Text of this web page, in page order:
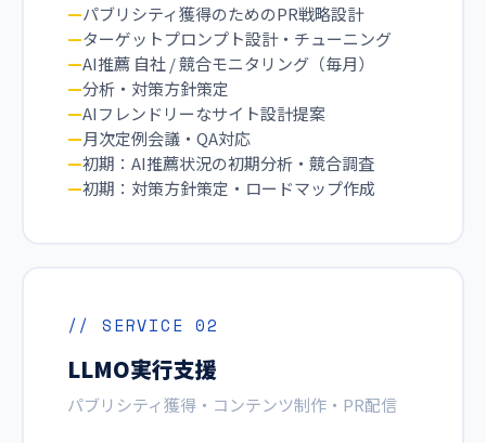
パブリシティ獲得のためのPR戦略設計
ターゲットプロンプト設計・チューニング
AI推薦 自社 / 競合モニタリング（毎月）
分析・対策方針策定
AIフレンドリーなサイト設計提案
月次定例会議・QA対応
初期：AI推薦状況の初期分析・競合調査
初期：対策方針策定・ロードマップ作成
// SERVICE 02
LLMO実行支援
パブリシティ獲得・コンテンツ制作・PR配信